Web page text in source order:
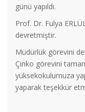
günü yapıldı.
Prof. Dr. Fulya
devretmiştir.
Müdürlük görevini
Çinko görevini
yüksekokulumuza
yaparak teşekkür